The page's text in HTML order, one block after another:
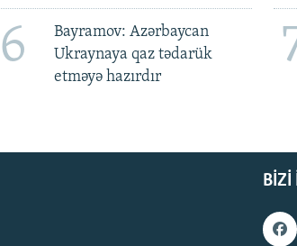
6
Bayramov: Azərbaycan
Ukraynaya qaz tədarük
etməyə hazırdır
BIZI